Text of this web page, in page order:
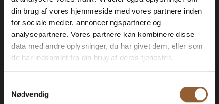
din brug af vores hjemmeside med vores partnere inden
for sociale medier, annonceringspartnere og
analysepartnere. Vores partnere kan kombinere disse
data med andre oplysninger, du har givet dem, eller som
de har indsamlet fra din brug af deres tjenester.
Nødvendig
12 Monate freier Eintritt in alle unsere
Museen
1 Person + 1 Begleiter
Naturkraft Dark und Lokes Aften